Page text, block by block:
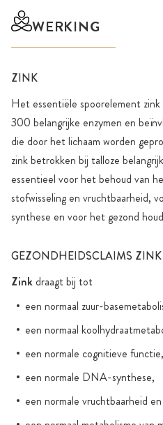
WERKING
ZINK
Het essentiële spoorelement
300 belangrijke enzymen en
die door het lichaam worden
zink betrokken bij talloze
essentieel voor het behoud van
stofwisseling en vruchtbaarheid,
synthese en voor het gezond
GEZONDHEIDSCLAIMS ZINK
Zink draagt bij tot
een normaal zuur-
een normaal
een normale cognitieve functie,
een normale DNA-synthese,
een normale vruchtbaarheid